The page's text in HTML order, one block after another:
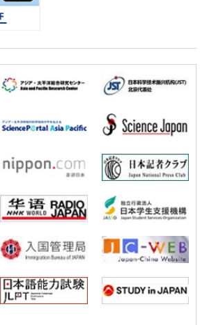
默病等疾病疗法
光加工速度提高100万倍的新技术
不可控性——中央大学平野晋教授专访
健康应采取哪些措施？探讨土壤保护与强化
网络的温度预测新方法，AI从分子排列信息中